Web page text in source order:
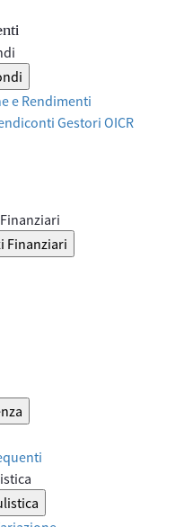
e Rendimenti
Gestori OICR
Finanziari